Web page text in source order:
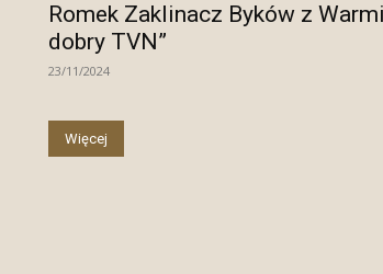
Romek Zaklinacz Byków z
dobry TVN”
23/11/2024
Więcej